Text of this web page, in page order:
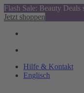
Flash Sale: Beauty Deals
Jetzt shoppen
Hilfe & Kontakt
Englisch